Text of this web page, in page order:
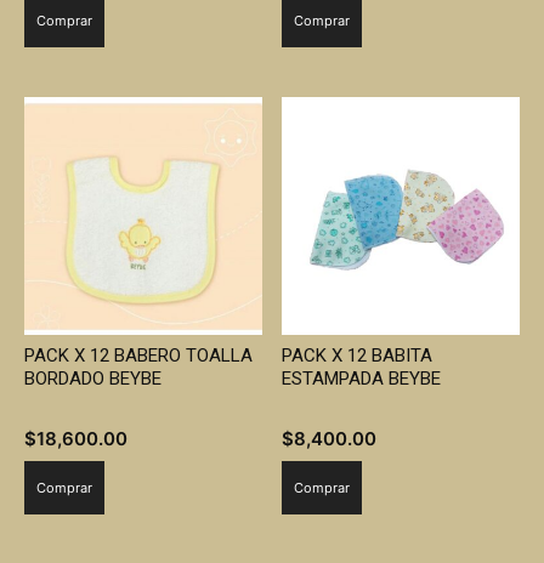
Comprar Comprar
PACK X 12 BABERO TOALLA
BORDADO BEYBE
$18,600.00
Comprar
PACK X 12 BABITA
ESTAMPADA BEYBE
$8,400.00
Comprar